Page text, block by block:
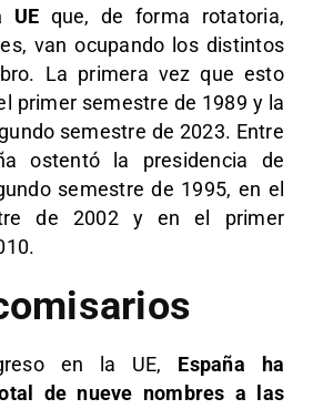
UE que, de forma rotatoria,
van ocupando los distintos
La primera vez que esto
primer semestre de 1989 y la
semestre de 2023. Entre
ostentó la presidencia de
semestre de 1995, en el
de 2002 y en el primer
en la UE, España ha
de nueve nombres a las